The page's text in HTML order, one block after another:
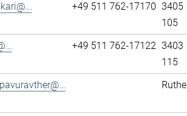
+49 511 762-17170 3405
105
+49 511 762-17122 3403
115
Ruthe